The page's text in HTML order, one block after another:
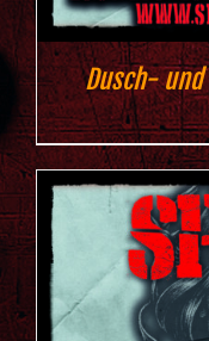
Dusch-